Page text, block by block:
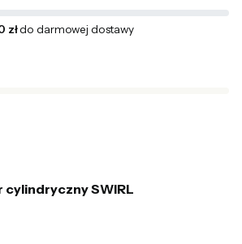
złdo darmowej dostawy
cylindryczny SWIRL